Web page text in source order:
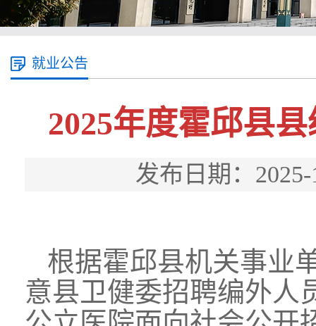
就业公告
2025年度霍邱县
发布日期：
根据霍邱县机关事业
意县卫健委招聘编外人